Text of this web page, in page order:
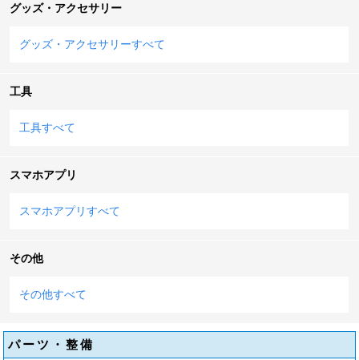
グッズ・アクセサリー
グッズ・アクセサリーすべて
工具
工具すべて
スマホアプリ
スマホアプリすべて
その他
その他すべて
パーツ・整備